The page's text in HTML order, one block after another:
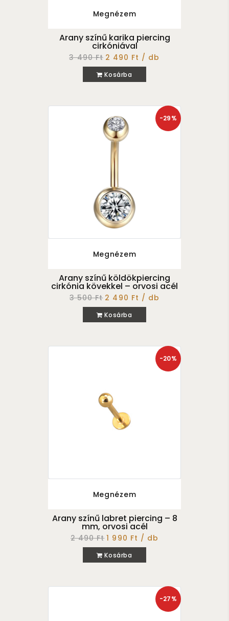
Megnézem
Arany színű karika piercing
cirkóniával
3 490 Ft 2 490 Ft / db
Kosárba
-29%
Megnézem
Arany színű köldökpiercing
cirkónia kövekkel – orvosi acél
3 500 Ft 2 490 Ft / db
Kosárba
-20%
Megnézem
Arany színű labret piercing – 8
mm, orvosi acél
2 490 Ft 1 990 Ft / db
Kosárba
-27%